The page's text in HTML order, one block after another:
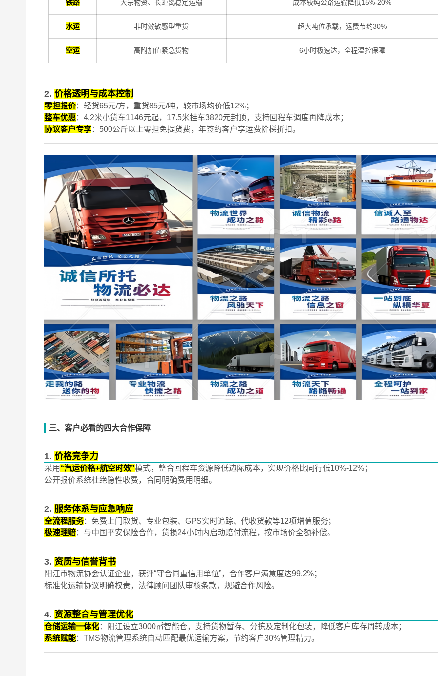
铁路 大宗物资、长距离稳定运输 成本较纯公路运输降低15%-20%‌
水运 非时效敏感型重货 超大吨位承载，运费节约30%‌
空运 高附加值紧急货物 6小时极速达，全程温控保障‌
2. 价格透明与成本控制
零担报价：轻货65元/方，重货85元/吨，较市场均价低12%‌；
整车优惠：4.2米小货车1146元起，17.5米挂车3820元封顶，支持回程车调度再降成本‌；
协议客户专享：500公斤以上零担免提货费，年签约客户享运费阶梯折扣‌。
三、客户必看的四大合作保障
1. 价格竞争力
采用 “汽运价格+航空时效”模式，整合回程车资源降低边际成本，实现价格比同行低10%-12%‌；
公开报价系统杜绝隐性收费，合同明确费用明细‌。
2. 服务体系与应急响应
全流程服务：免费上门取货、专业包装、GPS实时追踪、代收货款等12项增值服务‌；
极速理赔：与中国平安保险合作，货损24小时内启动赔付流程，按市场价全额补偿‌。
3. 资质与信誉背书
阳江市物流协会认证企业，获评“守合同重信用单位”，合作客户满意度达99.2%‌；
标准化运输协议明确权责，法律顾问团队审核条款，规避合作风险‌。
4. 资源整合与管理优化
仓储运输一体化：阳江设立3000㎡智能仓，支持货物暂存、分拣及定制化包装，降低客户库存周转成本‌；
系统赋能：TMS物流管理系统自动匹配最优运输方案，节约客户30%管理精力‌。